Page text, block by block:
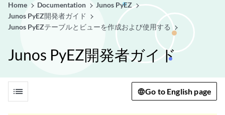
Home Documentation
Junos PyEZ
Junos PyEZ開発者ガイド
Junos PyEZテーブルとビューを作成および使用する
Junos PyEZ開発者ガイド
list Go to English page